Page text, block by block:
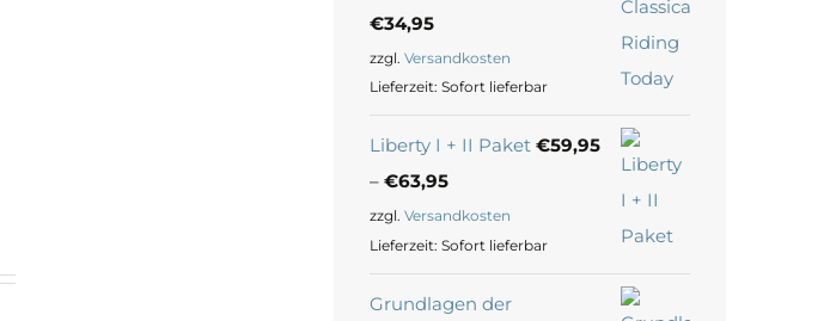
€34,95
zzgl.Versandkosten
Lieferzeit:Sofort lieferbar
Liberty I + II Paket €59,95
–€63,95
zzgl.Versandkosten
Lieferzeit:Sofort lieferbar
Grundlagen der